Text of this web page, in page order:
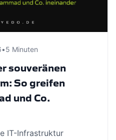
•5 Minuten
souveränen
So greifen
und Co.
IT-Infrastruktur